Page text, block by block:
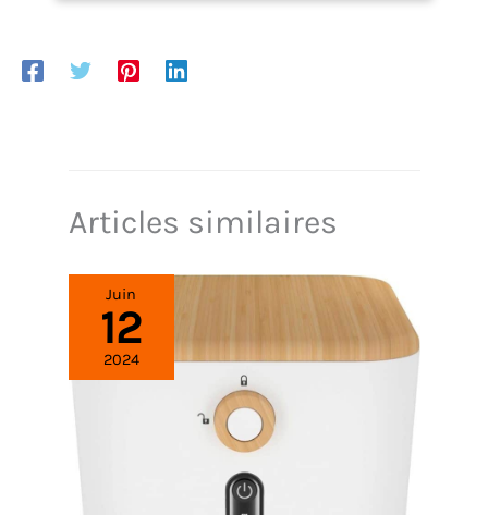
Articles similaires
Juin
12
2024